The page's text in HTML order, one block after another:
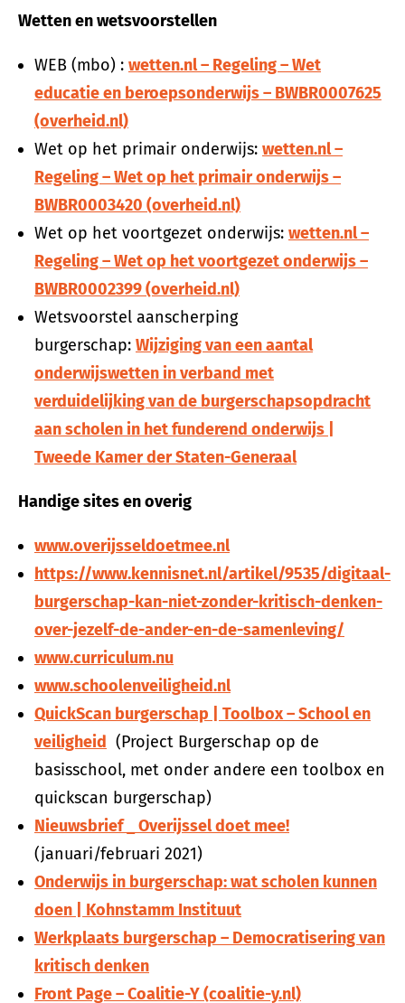
Wetten en wetsvoorstellen
WEB (mbo) : wetten.nl – Regeling – Wet
educatie en beroepsonderwijs – BWBR0007625
(overheid.nl)
Wet op het primair onderwijs: wetten.nl –
Regeling – Wet op het primair onderwijs –
BWBR0003420 (overheid.nl)
Wet op het voortgezet onderwijs: wetten.nl –
Regeling – Wet op het voortgezet onderwijs –
BWBR0002399 (overheid.nl)
Wetsvoorstel aanscherping
burgerschap: Wijziging van een aantal
onderwijswetten in verband met
verduidelijking van de burgerschapsopdracht
aan scholen in het funderend onderwijs |
Tweede Kamer der Staten-Generaal
Handige sites en overig
www.overijsseldoetmee.nl
https://www.kennisnet.nl/artikel/9535/digitaal-
burgerschap-kan-niet-zonder-kritisch-denken-
over-jezelf-de-ander-en-de-samenleving/
www.curriculum.nu
www.schoolenveiligheid.nl
QuickScan burgerschap | Toolbox – School en
veiligheid (Project Burgerschap op de
basisschool, met onder andere een toolbox en
quickscan burgerschap)
Nieuwsbrief _ Overijssel doet mee!
(januari/februari 2021)
Onderwijs in burgerschap: wat scholen kunnen
doen | Kohnstamm Instituut
Werkplaats burgerschap – Democratisering van
kritisch denken
Front Page – Coalitie-Y (coalitie-y.nl)